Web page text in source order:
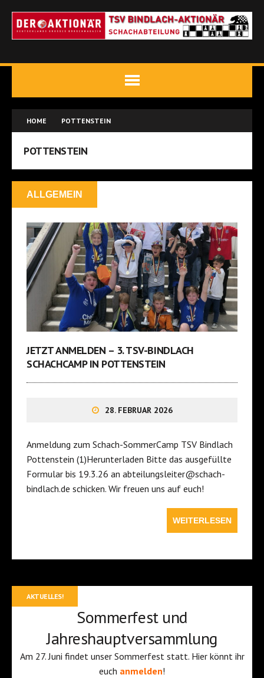
HOME POTTENSTEIN
POTTENSTEIN
ALLGEMEIN
JETZT ANMELDEN – 3. TSV-BINDLACH
SCHACHCAMP IN POTTENSTEIN
28. FEBRUAR 2026
Anmeldung zum Schach-SommerCamp TSV Bindlach
Pottenstein (1)Herunterladen Bitte das ausgefüllte
Formular bis 19.3.26 an abteilungsleiter@schach-
bindlach.de schicken. Wir freuen uns auf euch!
WEITERLESEN
AKTUELLES!
Sommerfest und
Jahreshauptversammlung
Am 27. Juni findet unser Sommerfest statt. Hier könnt ihr
euch anmelden!